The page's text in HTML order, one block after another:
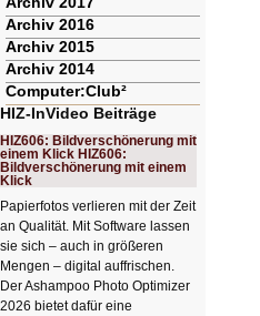
Archiv 2016
Archiv 2015
Archiv 2014
Computer:Club²
HIZ-InVideo Beiträge
HIZ606: Bildverschönerung mit
einem Klick HIZ606:
Bildverschönerung mit einem
Klick
Papierfotos verlieren mit der Zeit
an Qualität. Mit Software lassen
sie sich – auch in größeren
Mengen – digital auffrischen.
Der Ashampoo Photo Optimizer
2026 bietet dafür eine